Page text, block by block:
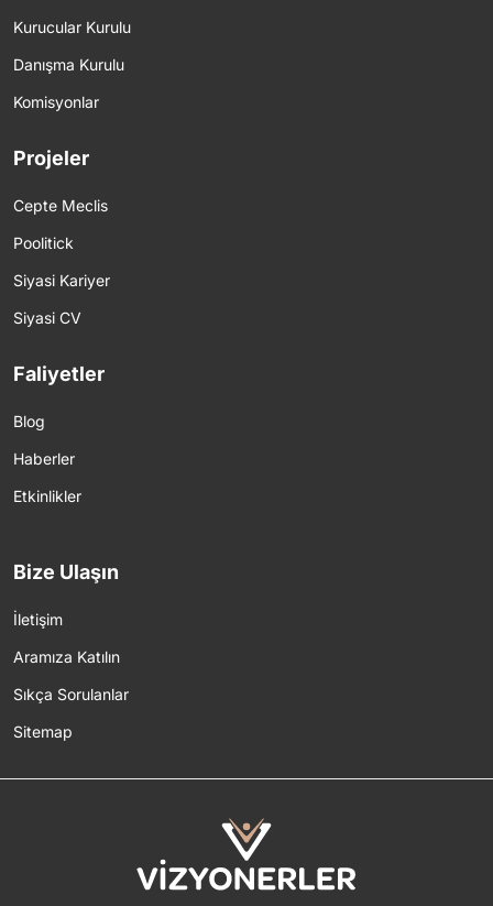
Kurucular Kurulu
Danışma Kurulu
Komisyonlar
Projeler
Cepte Meclis
Poolitick
Siyasi Kariyer
Siyasi CV
Faliyetler
Blog
Haberler
Etkinlikler
Bize Ulaşın
İletişim
Aramıza Katılın
Sıkça Sorulanlar
Sitemap